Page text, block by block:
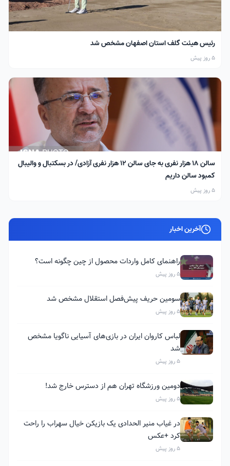
رئیس هیئت گلف استان اصفهان مشخص شد
5 روز پیش
سالن ۱۸ هزار نفری به جای سالن ۱۲ هزار نفری آزادی/ در بسکتبال و والیبال
کمبود سالن داریم
5 روز پیش
آخرین اخبار
راهنمای کامل واردات محصول از چین چگونه است؟
5 روز پیش
سومین حریف پیش‌فصل استقلال مشخص شد
5 روز پیش
لباس کاروان ایران در بازی‌های آسیایی ناگویا مشخص
شد
5 روز پیش
دومین ورزشگاه تهران هم از دسترس خارج شد!
5 روز پیش
در غیاب منیر الحدادی یک بازیکن خیال سهراب را راحت
کرد +عکس
5 روز پیش